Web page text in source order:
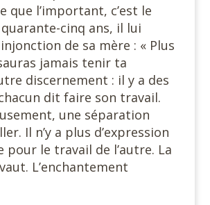
que l’important, c’est le
cinq ans, il lui
de sa mère : « Plus
jamais tenir ta
discernement : il y a des
dit faire son travail.
une séparation
Il n’y a plus d’expression
pour le travail de l’autre. La
L’enchantement